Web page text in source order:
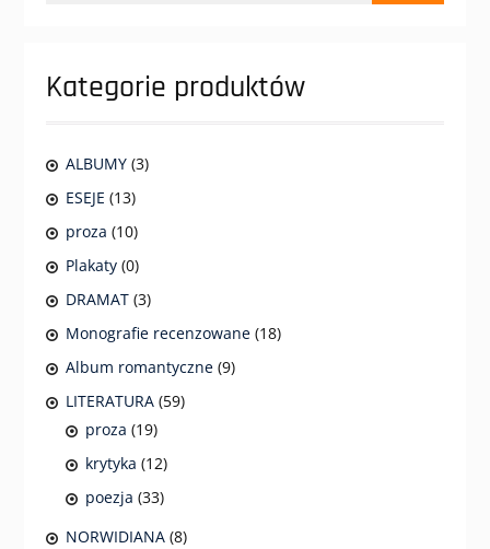
Kategorie produktów
ALBUMY (3)
ESEJE (13)
proza (10)
Plakaty (0)
DRAMAT (3)
Monografie recenzowane (18)
Album romantyczne (9)
LITERATURA (59)
proza (19)
krytyka (12)
poezja (33)
NORWIDIANA (8)